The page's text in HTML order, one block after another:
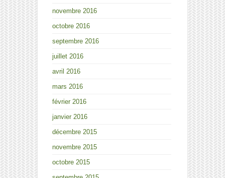
novembre 2016
octobre 2016
septembre 2016
juillet 2016
avril 2016
mars 2016
février 2016
janvier 2016
décembre 2015
novembre 2015
octobre 2015